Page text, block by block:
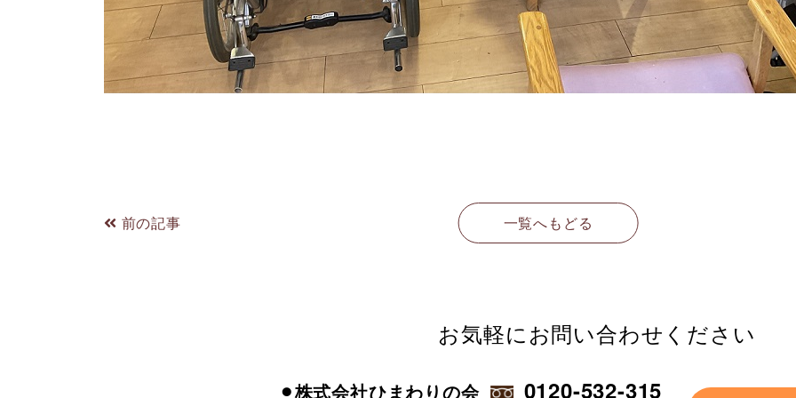
前の記事 一覧へもどる
お気軽にお問い合わせください
⚫︎株式会社ひまわりの会 0120-532-315